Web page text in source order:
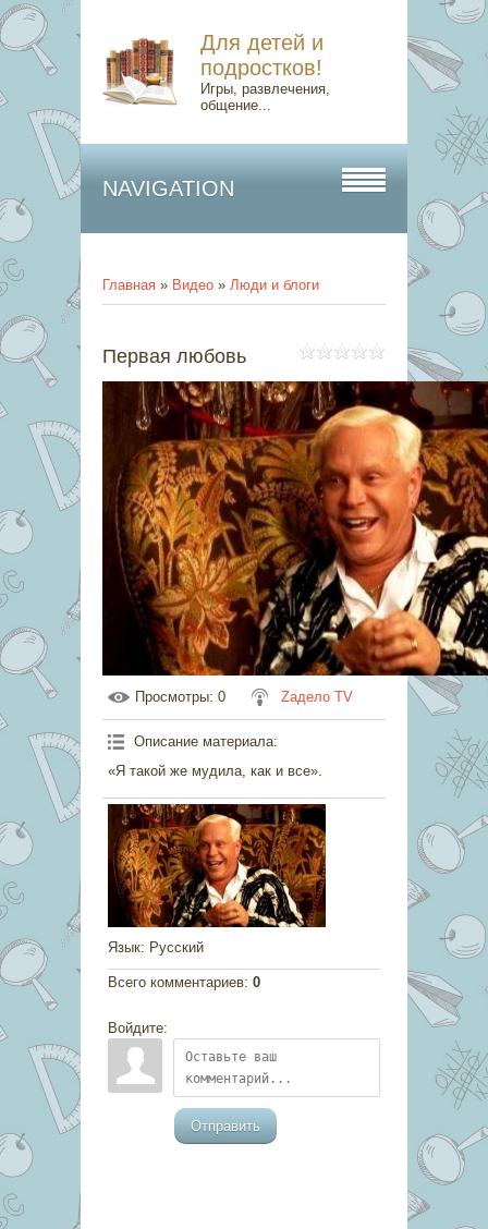
Для детей и
подростков!
Игры, развлечения,
общение...
NAVIGATION
Главная » Видео » Люди и блоги
Первая любовь
Просмотры: 0 Zадело TV
Описание материала:
«Я такой же мудила, как и все».
Язык: Русский
Всего комментариев: 0
Войдите:
Отправить